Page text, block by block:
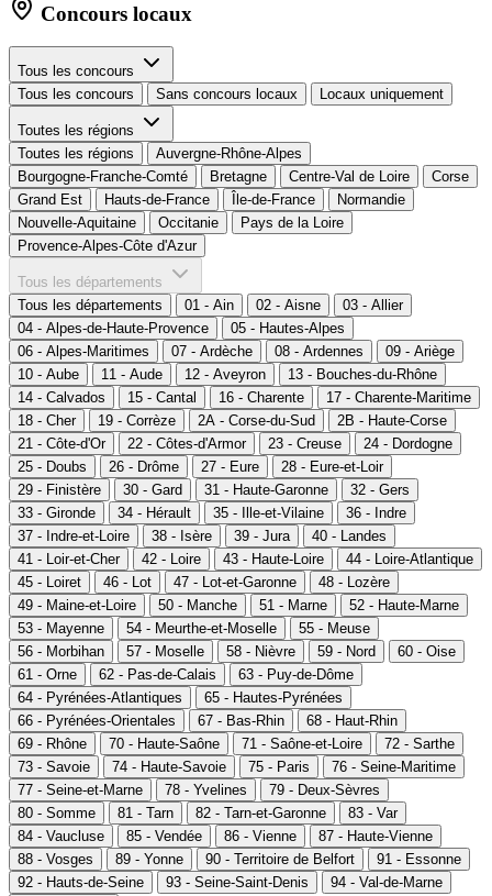
Concours locaux
Tous les concours
Tous les concours
Sans concours locaux Locaux uniquement
Toutes les régions
Toutes les régions
Auvergne-Rhône-Alpes
Bourgogne-Franche-Comté
Bretagne Centre-Val de Loire
Corse
Grand Est
Hauts-de-France Île-de-France
Normandie
Nouvelle-Aquitaine
Occitanie
Pays de la Loire
Provence-Alpes-Côte d'Azur
Tous les départements
Tous les départements
01 - Ain 02 - Aisne
03 - Allier
04 - Alpes-de-Haute-Provence
05 - Hautes-Alpes
06 - Alpes-Maritimes
07 - Ardèche 08 - Ardennes
09 - Ariège
10 - Aube
11 - Aude 12 - Aveyron
13 - Bouches-du-Rhône
14 - Calvados
15 - Cantal 16 - Charente
17 - Charente-Maritime
18 - Cher
19 - Corrèze 2A - Corse-du-Sud
2B - Haute-Corse
21 - Côte-d'Or
22 - Côtes-d'Armor 23 - Creuse
24 - Dordogne
25 - Doubs
26 - Drôme 27 - Eure
28 - Eure-et-Loir
29 - Finistère
30 - Gard 31 - Haute-Garonne
32 - Gers
33 - Gironde
34 - Hérault 35 - Ille-et-Vilaine
36 - Indre
37 - Indre-et-Loire
38 - Isère 39 - Jura
40 - Landes
41 - Loir-et-Cher
42 - Loire 43 - Haute-Loire
44 - Loire-Atlantique
45 - Loiret
46 - Lot 47 - Lot-et-Garonne
48 - Lozère
49 - Maine-et-Loire
50 - Manche 51 - Marne
52 - Haute-Marne
53 - Mayenne
54 - Meurthe-et-Moselle
55 - Meuse
56 - Morbihan
57 - Moselle 58 - Nièvre 59 - Nord
60 - Oise
61 - Orne
62 - Pas-de-Calais
63 - Puy-de-Dôme
64 - Pyrénées-Atlantiques
65 - Hautes-Pyrénées
66 - Pyrénées-Orientales
67 - Bas-Rhin
68 - Haut-Rhin
69 - Rhône
70 - Haute-Saône 71 - Saône-et-Loire
72 - Sarthe
73 - Savoie
74 - Haute-Savoie 75 - Paris
76 - Seine-Maritime
77 - Seine-et-Marne
78 - Yvelines
79 - Deux-Sèvres
80 - Somme
81 - Tarn 82 - Tarn-et-Garonne
83 - Var
84 - Vaucluse
85 - Vendée 86 - Vienne
87 - Haute-Vienne
88 - Vosges
89 - Yonne 90 - Territoire de Belfort
91 - Essonne
92 - Hauts-de-Seine
93 - Seine-Saint-Denis
94 - Val-de-Marne